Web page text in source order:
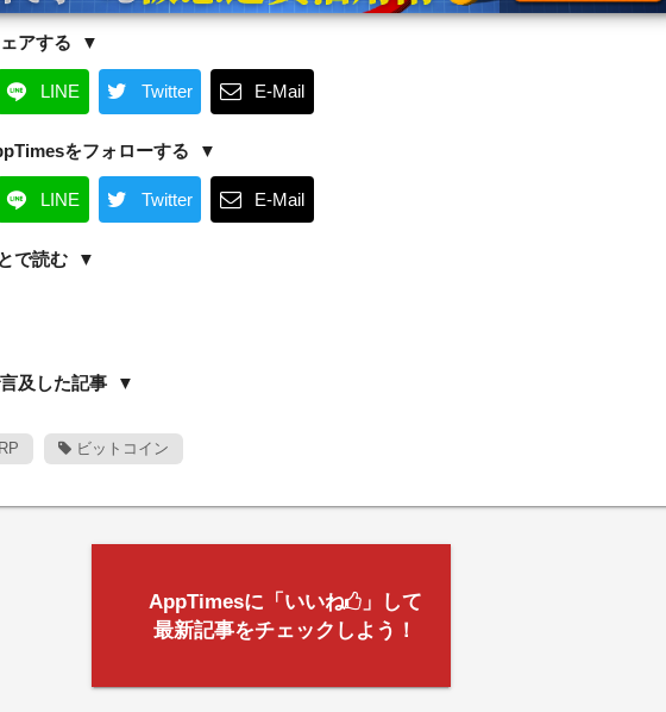
アする
LINE Twitter E-Mail
をフォローする
LINE Twitter E-Mail
で読む
及した記事
ビットコイン
AppTimesに「いいね
」して
最新記事をチェックしよう！